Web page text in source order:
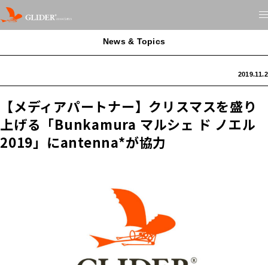
News & Topics
2019.11.2
【メディアパートナー】クリスマスを盛り
上げる「Bunkamura マルシェ ド ノエル
2019」にantenna*が協力